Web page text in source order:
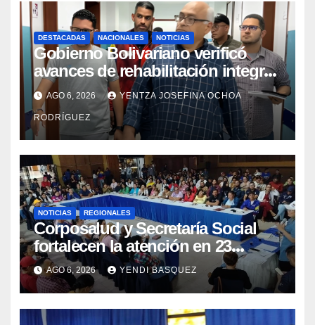
DESTACADAS NACIONALES NOTICIAS
Gobierno Bolivariano verificó
avances de rehabilitación integral
en el Hospital Dr. José María
Vargas
AGO 6, 2026 YENTZA JOSEFINA OCHOA
RODRÍGUEZ
NOTICIAS REGIONALES
Corposalud y Secretaría Social
fortalecen la atención en 23
municipios
AGO 6, 2026 YENDI BASQUEZ